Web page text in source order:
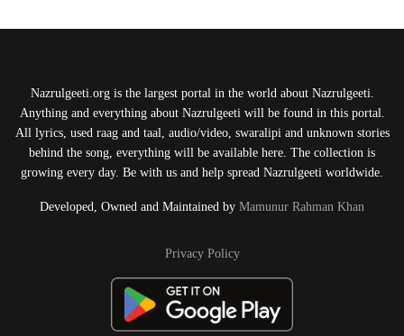
Nazrulgeeti.org is the largest portal in the world about Nazrulgeeti.
Anything and everything about Nazrulgeeti will be found in this portal.
All lyrics, used raag and taal, audio/video, swaralipi and unknown stories
behind the song, everything will be available here. The collection is
growing every day. Be with us and help spread Nazrulgeeti worldwide.
Developed, Owned and Maintained by Mamunur Rahman Khan
Privacy Policy